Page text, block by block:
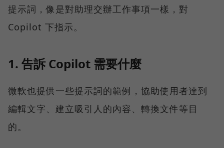
提示詞，像是對助理交辦工作事項一樣，對
Copilot 下指示。
1. 告訴 Copilot 需要什麼
微軟也提供一些提示詞的範例，協助使用者達到
編輯文字、建立吸引人的內容、轉換文件等目
的。